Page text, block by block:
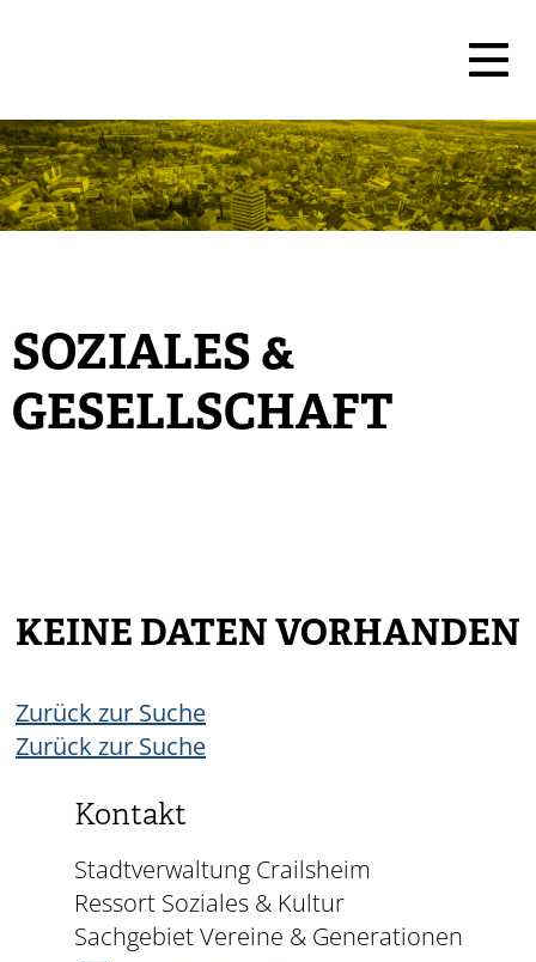
SOZIALES &
GESELLSCHAFT
Kontakt
Stadtverwaltung Crailsheim
Ressort Soziales & Kultur
Sachgebiet Vereine & Generationen
KEINE DATEN VORHANDEN
Zurück zur Suche
Zurück zur Suche